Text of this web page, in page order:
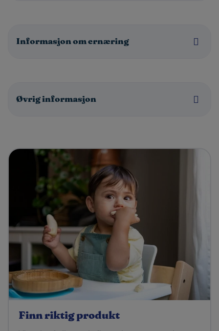
Informasjon om ernæring
Øvrig informasjon
Finn riktig produkt